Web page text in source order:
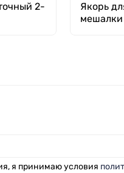
2-
Якорь
мешалки
я принимаю условия